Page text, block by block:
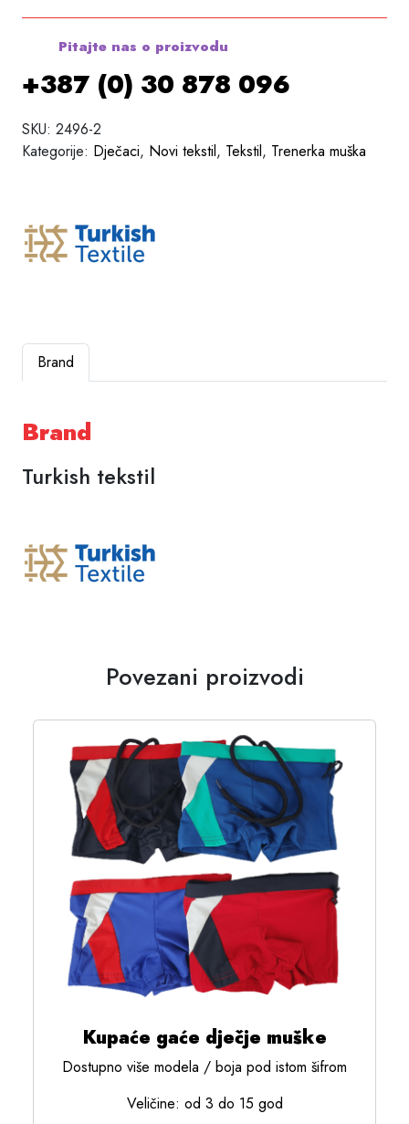
Pitajte nas o proizvodu
+387 (0) 30 878 096
SKU: 2496-2
Kategorije: Dječaci, Novi tekstil, Tekstil, Trenerka muška
Brand
Brand
Turkish tekstil
Povezani proizvodi
Kupaće gaće dječje muške
Dostupno više modela / boja pod istom šifrom
Veličine: od 3 do 15 god